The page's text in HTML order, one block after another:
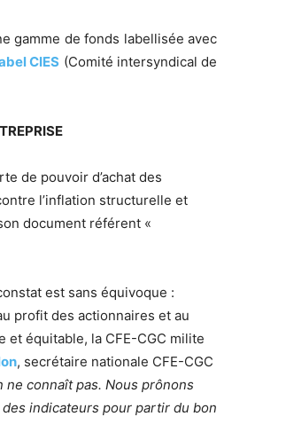
gamme de fonds labellisée avec
CIES (Comité intersyndical de
de pouvoir d’achat des
l’inflation structurelle et
document référent «
est sans équivoque :
profit des actionnaires et au
équitable, la CFE-CGC milite
, secrétaire nationale CFE-CGC
ne connaît pas. Nous prônons
indicateurs pour partir du bon